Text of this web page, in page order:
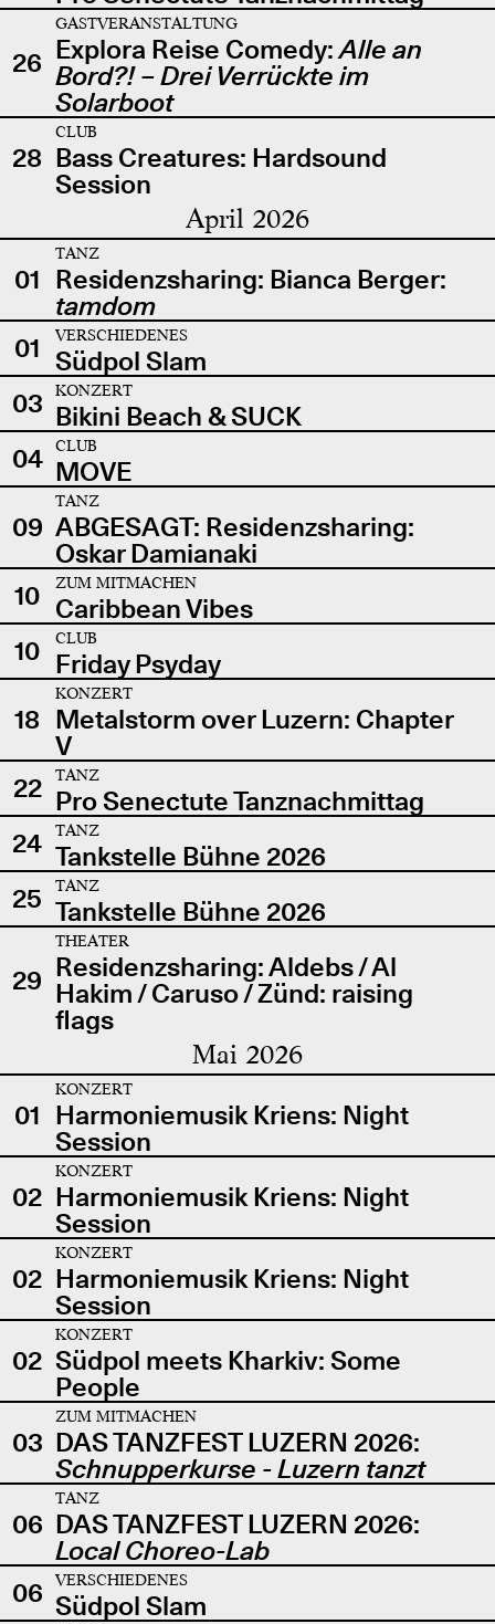
26
GASTVERANSTALTUNG
Explora Reise Comedy:Alle an
Bord?! – Drei Verrückte im
Solarboot
28
CLUB
Bass Creatures: Hardsound
Session
April 2026
01
TANZ
Residenzsharing: Bianca Berger:
tamdom
01
VERSCHIEDENES
Südpol Slam
03
KONZERT
Bikini Beach & SUCK
04
CLUB
MOVE
09
TANZ
ABGESAGT: Residenzsharing:
Oskar Damianaki
10
ZUM MITMACHEN
Caribbean Vibes
10
CLUB
Friday Psyday
18
KONZERT
Metalstorm over Luzern: Chapter
V
22
TANZ
Pro Senectute Tanznachmittag
24
TANZ
Tankstelle Bühne 2026
25
TANZ
Tankstelle Bühne 2026
29
THEATER
Residenzsharing: Aldebs / Al
Hakim / Caruso / Zünd: raising
flags
Mai 2026
01
KONZERT
Harmoniemusik Kriens: Night
Session
02
KONZERT
Harmoniemusik Kriens: Night
Session
02
KONZERT
Harmoniemusik Kriens: Night
Session
02
KONZERT
Südpol meets Kharkiv: Some
People
03
ZUM MITMACHEN
DAS TANZFEST LUZERN 2026:
Schnupperkurse - Luzern tanzt
06
TANZ
DAS TANZFEST LUZERN 2026:
Local Choreo-Lab
06
VERSCHIEDENES
Südpol Slam